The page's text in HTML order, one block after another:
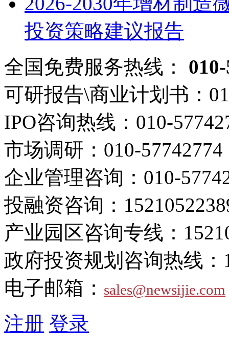
投资策略建议报告
全国免费服务热线：
可研报告\商业计划书：
IPO咨询热线： 010-
市场调研： 010-57742774
企业管理咨询： 010-
投融资咨询：
产业园区咨询专线：
政府投资规划咨询热线：
电子邮箱： sales@newsijie.com
注册 登录